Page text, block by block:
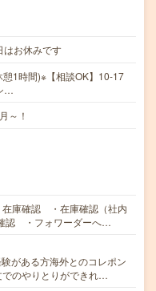
お休みです
1時間)※【相談OK】10-17
…
～！
庫確認 ・在庫確認（社内
認 ・フォワーダーへ…
がある方海外とのコレポン
のやりとりができれ…